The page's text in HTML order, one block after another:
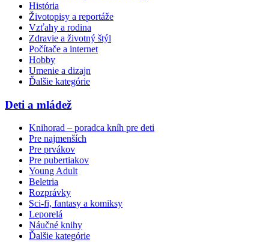
História
Životopisy a reportáže
Vzťahy a rodina
Zdravie a životný štýl
Počítače a internet
Hobby
Umenie a dizajn
Ďalšie kategórie
Deti a mládež
Knihorad – poradca kníh pre deti
Pre najmenších
Pre prvákov
Pre pubertiakov
Young Adult
Beletria
Rozprávky
Sci-fi, fantasy a komiksy
Leporelá
Náučné knihy
Ďalšie kategórie